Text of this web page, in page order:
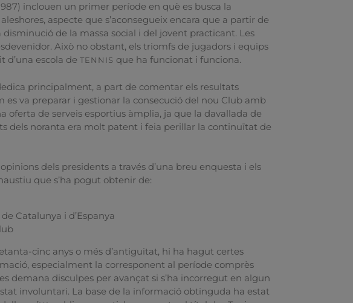
inclouen un primer període en què es busca la
aspecte que s’aconsegueix encara que a partir de
de la massa social i del jovent practicant. Les
Això no obstant, els triomfs de jugadors i equips
d’una escola de TENNIS que ha funcionat i funciona.
principalment, a part de comentar els resultats
es va preparar i gestionar la consecució del nou Club amb
de serveis esportius àmplia, ja que la davallada de
dels noranta era molt patent i feia perillar la continuïtat de
dels presidents a través d’una breu enquesta i els
que s’ha pogut obtenir de:
Catalunya i d’Espanya
cinc anys o més d’antiguitat, hi ha hagut certes
especialment la corresponent al període comprès
demana disculpes per avançat si s’ha incorregut en algun
involuntari. La base de la informació obtinguda ha estat